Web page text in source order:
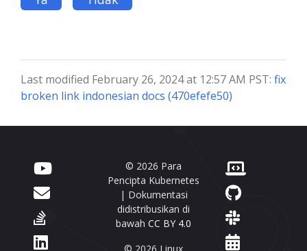
Last modified February 26, 2024 at 12:57 AM PST: fix
broken link indonesian docs (470efefe50)
© 2026 Para
Pencipta Kubernetes
| Dokumentasi
didistribusikan di
bawah CC BY 4.0